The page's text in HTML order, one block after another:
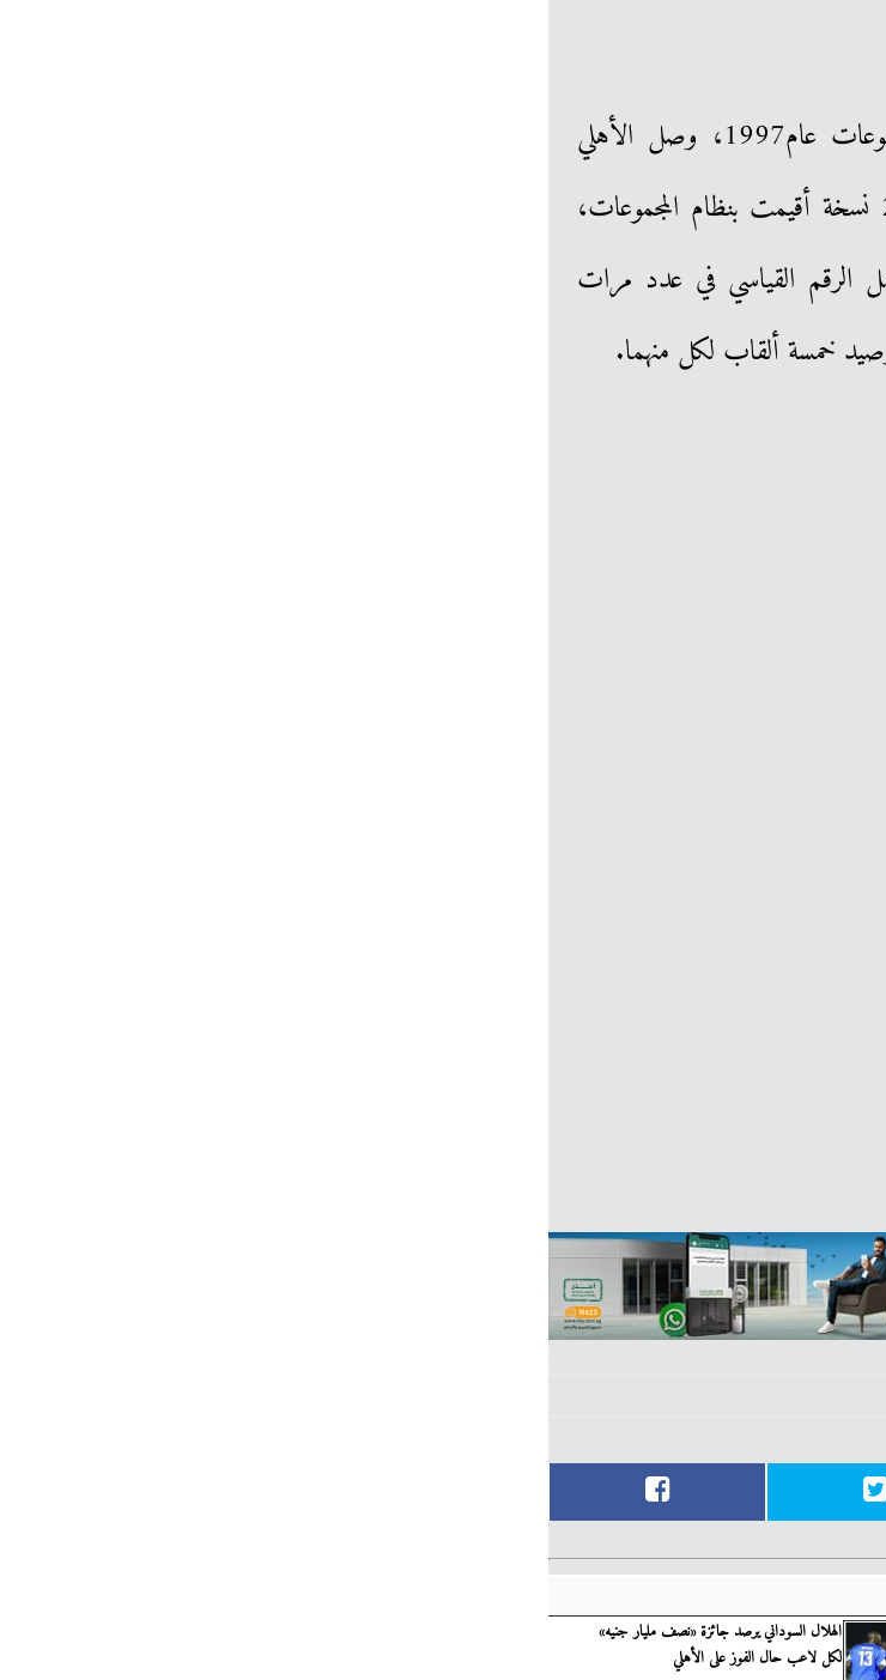
ومنذ تنظيم بطولة دوري أبطال أفريقيا بنظام المجموعات عام1997، وصل الأهلي
لدوري المجموعات للمرة العشرين فى تاريخه خلال 27 نسخة أقيمت بنظام المجموعات،
الرقم القياسي في عدد مرات
خمسة ألقاب لكل منهما.
الهلال السوداني يرصد جائزة «نصف مليار جنيه»
لكل لاعب حال الفوز على الأهلي